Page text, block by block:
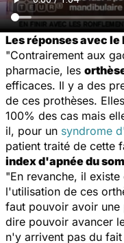
Les réponses avec le
"Contrairement aux
pharmacie, les
efficaces. Il y a des
de ces prothèses.
100% des cas mais
il, pour un syndrome
patient traité de cette
index d'apnée du
"En revanche, il
l'utilisation de ces
faut pouvoir avoir
dire pouvoir avancer
n'y arrivent pas du